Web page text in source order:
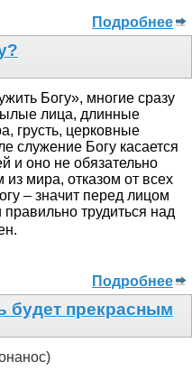
Подробнее
Богу», многие сразу
лица, длинные
грусть, церковные
служение Богу касается
и оно не обязательно
мира, отказом от всех
– значит перед лицом
трудиться над
Подробнее
будет прекрасным